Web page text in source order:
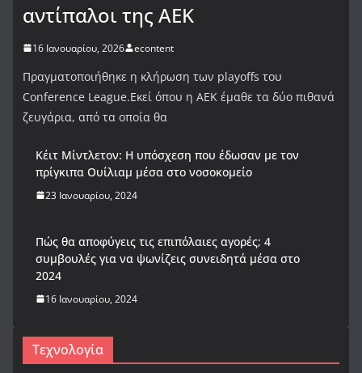
αντίπαλοι της ΑΕΚ
16 Ιανουαρίου, 2026 econtent
Πραγματοποιήθηκε η κλήρωση των playoffs του
Conference League.Εκεί όπου η ΑΕΚ έμαθε τα δύο πιθανά
ζευγάρια, από τα οποία θα
Κέιτ Μίντλετον: Η υπόσχεση που έδωσαν με τον
πρίγκιπα Ουίλιαμ μέσα στο νοσοκομείο
23 Ιανουαρίου, 2024
Πώς θα αποφύγεις τις επιπόλαιες αγορές; 4
συμβουλές για να ψωνίζεις συνειδητά μέσα στο
2024
16 Ιανουαρίου, 2024
Τεχνολογία